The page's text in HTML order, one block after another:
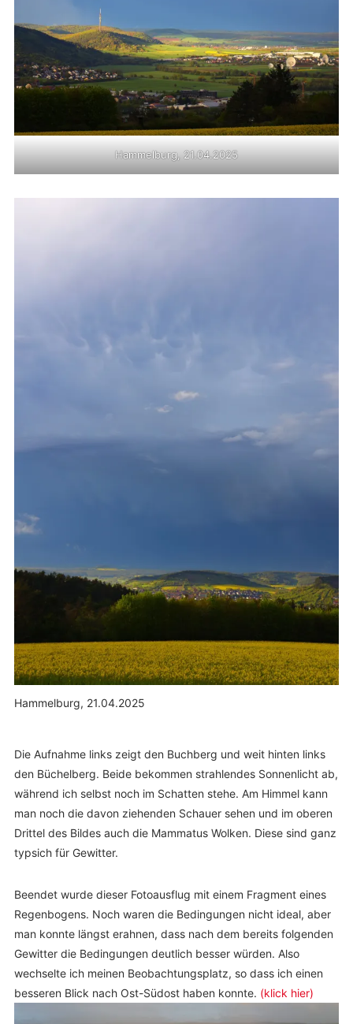
Hammelburg, 21.04.2025
Hammelburg, 21.04.2025
Die Aufnahme links zeigt den Buchberg und weit hinten links
den Büchelberg. Beide bekommen strahlendes Sonnenlicht ab,
während ich selbst noch im Schatten stehe. Am Himmel kann
man noch die davon ziehenden Schauer sehen und im oberen
Drittel des Bildes auch die Mammatus Wolken. Diese sind ganz
typsich für Gewitter.
Beendet wurde dieser Fotoausflug mit einem Fragment eines
Regenbogens. Noch waren die Bedingungen nicht ideal, aber
man konnte längst erahnen, dass nach dem bereits folgenden
Gewitter die Bedingungen deutlich besser würden. Also
wechselte ich meinen Beobachtungsplatz, so dass ich einen
besseren Blick nach Ost-Südost haben konnte. (klick hier)